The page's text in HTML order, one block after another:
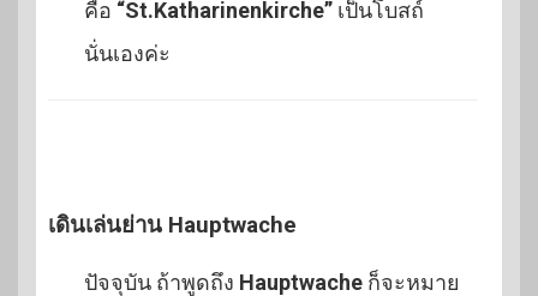
คือ “St.Katharinenkirche” เป็นโบสถ์
นั่นเองค่ะ
เดินเล่นย่าน Hauptwache
ปัจจุบัน ถ้าพูดถึง Hauptwache ก็จะหมาย